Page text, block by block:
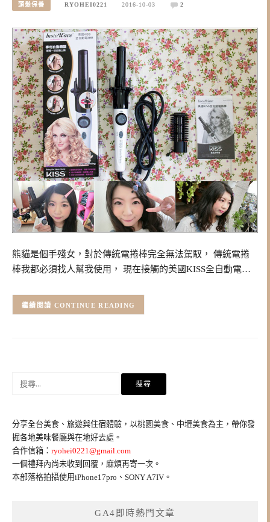
頭髮保養 RYOHEI0221 2016-10-03 2
熊貓是個手殘女，對於傳統電捲棒完全無法駕馭， 傳統電捲
棒我都必須找人幫我使用， 現在接觸的美國KISS全自動電…
CONTINUE READING
字:
分享全台美食、旅遊與住宿體驗，以桃園美食、中壢美食為主，帶你發
掘各地美味餐廳與在地好去處。
合作信箱： ryohei0221@gmail.com
一個禮拜內尚未收到回覆，麻煩再寄一次。
本部落格拍攝使用iPhone17pro、SONY A7IV。
GA4即時熱門文章